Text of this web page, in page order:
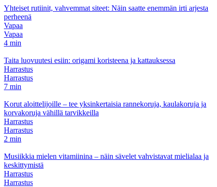
Yhteiset rutiinit, vahvemmat siteet: Näin saatte enemmän irti arjesta
perheenä
Vapaa
Vapaa
4 min
Taita luovuutesi esiin: origami koristeena ja kattauksessa
Harrastus
Harrastus
7 min
Korut aloittelijoille – tee yksinkertaisia rannekoruja, kaulakoruja ja
korvakoruja vähillä tarvikkeilla
Harrastus
Harrastus
2 min
Musiikkia mielen vitamiinina – näin sävelet vahvistavat mielialaa ja
keskittymistä
Harrastus
Harrastus